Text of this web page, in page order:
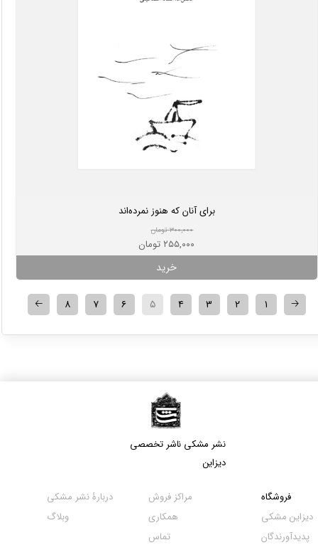
برای آنان که هنوز نمرده‌اند
۳۰۰,۰۰۰ تومان
۲۵۵,۰۰۰ تومان
خرید
🡢 ۱ ۲ ۳ ۴ ۵ ۶ ۷ ۸ 🡠
نشر مشکی​​​​​​​ ناشر تخصصی
دیزاین
مراکز فروش
همکاری
تماس
فروشگاه
دیزاین مشکی
پدیدآورندگان
دربارۀ نشر مشکی
وبلاگ